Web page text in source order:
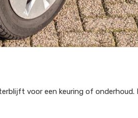
voor een keuring of